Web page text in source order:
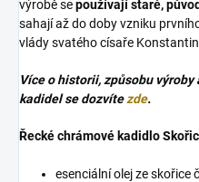
výrobě sepoužívají staré,
sahají až do doby vzniku
vlády svatého císaře
Více o historii, způsobu
kadidel se dozvítezde.
Řecké chrámové kadidlo
esenciální olej ze skořice